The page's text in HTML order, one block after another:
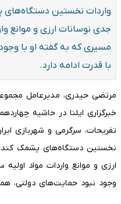
واردات نخستین
جدی نوسانات ارزی و موانع
مسیری که به گفته او با
با قدرت ادامه دارد.
مرتضی حیدری، مدیرعامل
خبرگزاری ایلنا در حاشیه
تفریحات، سرگرمی و شهربازی
نخستین دستگاه‌های پشمک
ارزی و موانع واردات مواد
وجود نبود حمایت‌های دولتی،